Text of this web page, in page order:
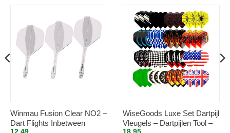
Winmau Fusion Clear NO2 –
Dart Flights Inbetween
WiseGoods Luxe Set Dartpijl
Vleugels – Dartpijlen Tool –